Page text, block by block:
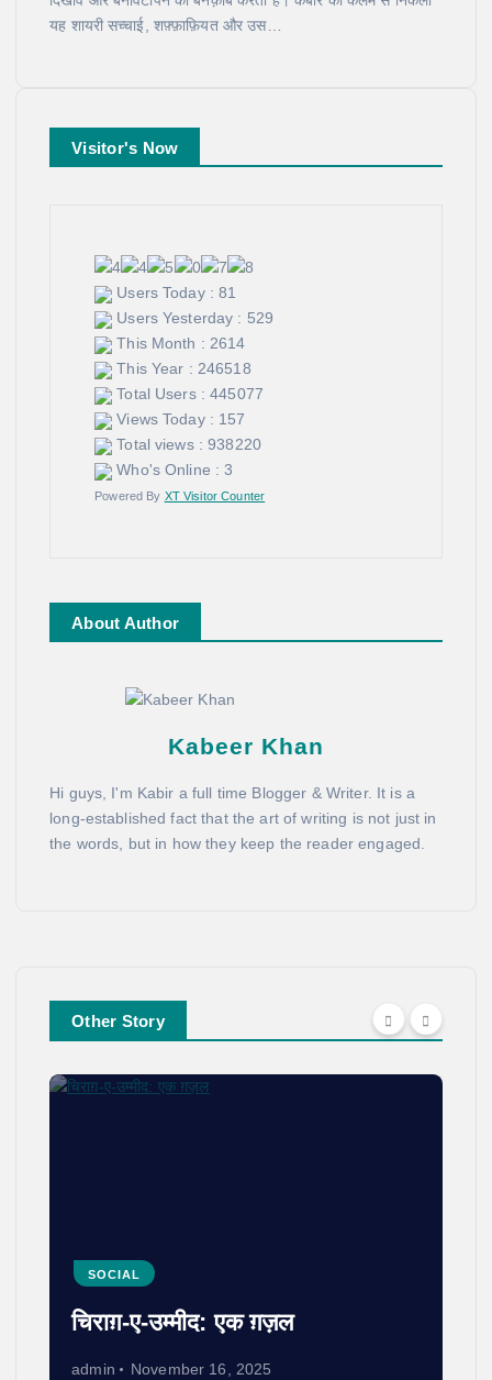
यह शायरी सच्चाई, शफ़्फ़ाफ़ियत और उस…
Visitor's Now
Users Today : 81
Users Yesterday : 529
This Month : 2614
This Year : 246518
Total Users : 445077
Views Today : 157
Total views : 938220
Who's Online : 3
Powered By XT Visitor Counter
About Author
Kabeer Khan
Hi guys, I'm Kabir a full time Blogger & Writer. It is a
long-established fact that the art of writing is not just in
the words, but in how they keep the reader engaged.
Other Story
SOCIAL
चिराग़-ए-उम्मीद: एक ग़ज़ल
admin November 16, 2025